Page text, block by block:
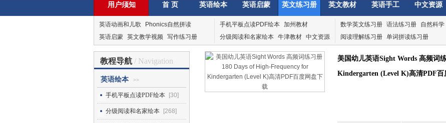
用户须知 首 页 英语绘本 英语启蒙 英文练习册 英文教材 英语手工 中文资源
英语动画和儿歌
Phonics自然拼读
英语启蒙 英文教学视频 写作练习册
手机平板点读PDF绘本 加州教材
分级阅读和名家绘本 牛津教材 中文资源
数学英文练习册 语法练习册
自然科学
阅读理解练习册 单词拼读练习册
教程导航 / Navigation
英语绘本 >>
手机平板点读PDF绘本 [30]
分级阅读和名家绘本 [268]
美国幼儿英语Sight Words 高频词
Kindergarten (Level K)高清PDF百